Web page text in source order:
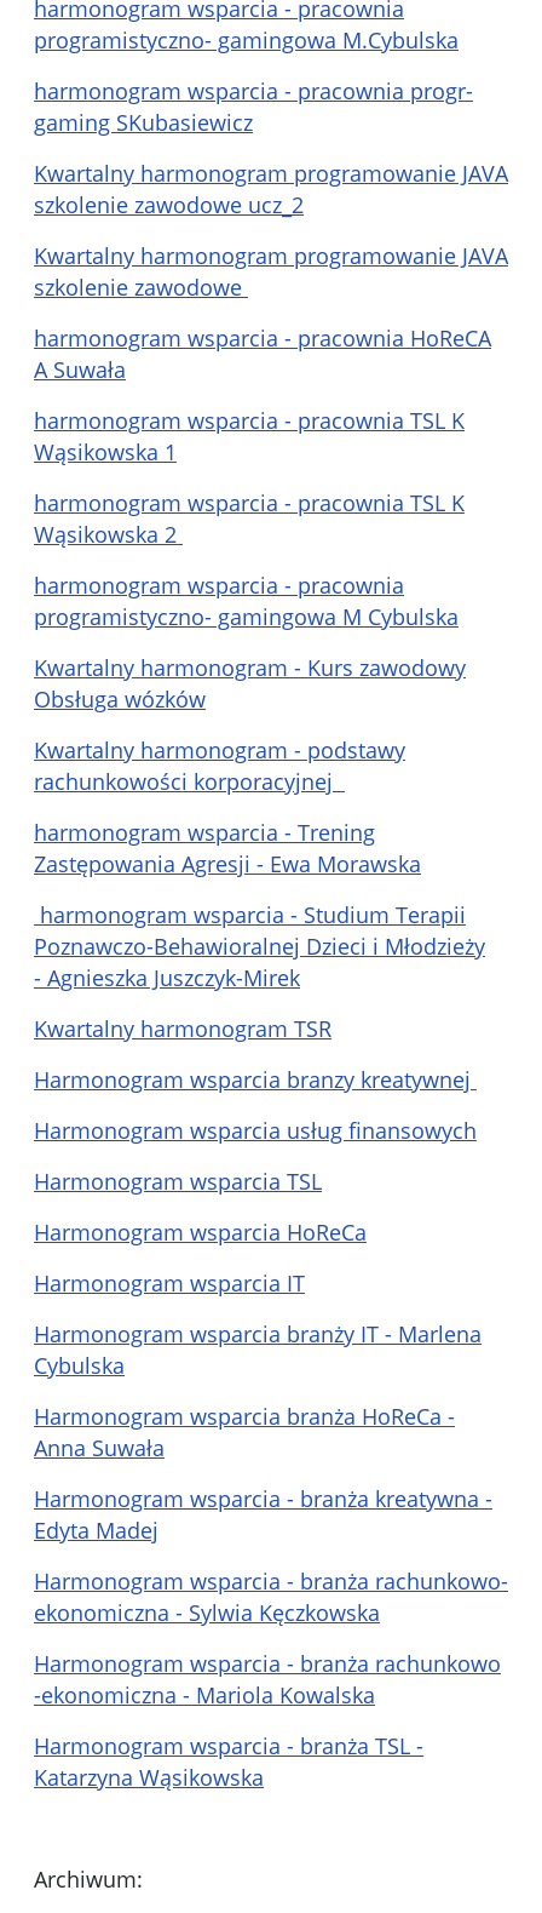
harmonogram wsparcia - pracownia
programistyczno- gamingowa M.Cybulska
harmonogram wsparcia - pracownia progr-
gaming SKubasiewicz
Kwartalny harmonogram programowanie JAVA
szkolenie zawodowe ucz_2
Kwartalny harmonogram programowanie JAVA
szkolenie zawodowe
harmonogram wsparcia - pracownia HoReCA
A Suwała
harmonogram wsparcia - pracownia TSL K
Wąsikowska 1
harmonogram wsparcia - pracownia TSL K
Wąsikowska 2
harmonogram wsparcia - pracownia
programistyczno- gamingowa M Cybulska
Kwartalny harmonogram - Kurs zawodowy
Obsługa wózków
Kwartalny harmonogram - podstawy
rachunkowości korporacyjnej
harmonogram wsparcia - Trening
Zastępowania Agresji - Ewa Morawska
harmonogram wsparcia - Studium Terapii
Poznawczo-Behawioralnej Dzieci i Młodzieży
- Agnieszka Juszczyk-Mirek
Kwartalny harmonogram TSR
Harmonogram wsparcia branzy kreatywnej
Harmonogram wsparcia usług finansowych
Harmonogram wsparcia TSL
Harmonogram wsparcia HoReCa
Harmonogram wsparcia IT
Harmonogram wsparcia branży IT - Marlena
Cybulska
Harmonogram wsparcia branża HoReCa -
Anna Suwała
Harmonogram wsparcia - branża kreatywna -
Edyta Madej
Harmonogram wsparcia - branża rachunkowo-
ekonomiczna - Sylwia Kęczkowska
Harmonogram wsparcia - branża rachunkowo
-ekonomiczna - Mariola Kowalska
Harmonogram wsparcia - branża TSL -
Katarzyna Wąsikowska
Archiwum: